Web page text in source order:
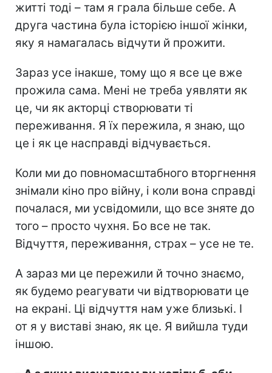
житті тоді – там я грала більше себе. А
друга частина була історією іншої жінки,
яку я намагалась відчути й прожити.
Зараз усе інакше, тому що я все це вже
прожила сама. Мені не треба уявляти як
це, чи як акторці створювати ті
переживання. Я їх пережила, я знаю, що
це і як це насправді відчувається.
Коли ми до повномасштабного вторгнення
знімали кіно про війну, і коли вона справді
почалася, ми усвідомили, що все зняте до
того – просто чухня. Бо все не так.
Відчуття, переживання, страх – усе не те.
А зараз ми це пережили й точно знаємо,
як будемо реагувати чи відтворювати це
на екрані. Ці відчуття нам уже близькі. І
от я у виставі знаю, як це. Я вийшла туди
іншою.